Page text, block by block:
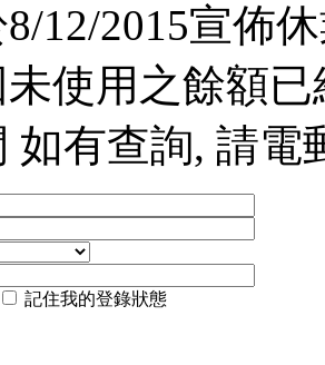
12/2015宣佈
使用之餘額
如有查詢, 請電
記住我的登錄狀態